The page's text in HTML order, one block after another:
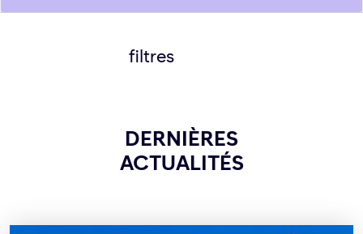
filtres
DERNIÈRES
ACTUALITÉS